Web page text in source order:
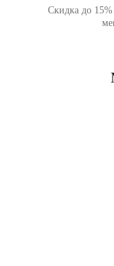
Скидка до